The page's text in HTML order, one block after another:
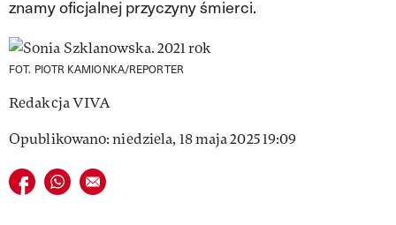
znamy oficjalnej przyczyny śmierci.
FOT. PIOTR KAMIONKA/REPORTER
Redakcja VIVA
Opublikowano: niedziela, 18 maja 2025 19:09
Udostępnij na facebook
Udostępnij na whatsapp
E-mail do przyjaciela